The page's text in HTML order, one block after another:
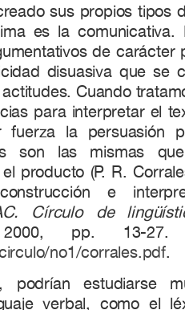
sus propios tipos
es la comunicativa.
de carácter
disuasiva que se
Cuando
para interpretar el
fuerza la persuasión
son las mismas
producto (P. R.
e
Círculo de
pp. 13-27.
no1/corrales.pdf.
podrían estudiarse
verbal, como el